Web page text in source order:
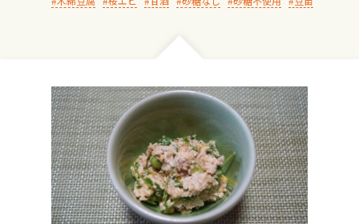
妊婦健診
お産について
親と子の結びつき支援